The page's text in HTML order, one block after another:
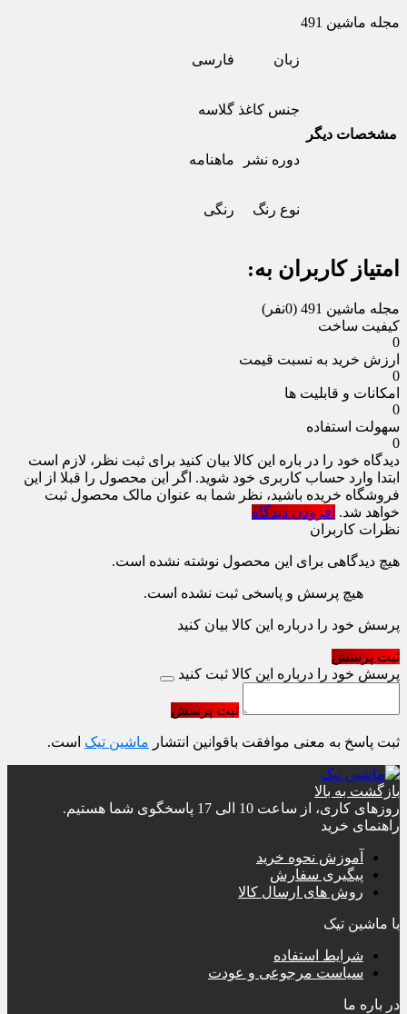
مجله ماشین 491
مشخصات دیگر
زبان فارسی
جنس کاغذ گلاسه
دوره نشر ماهنامه
نوع رنگ رنگی
امتیاز کاربران به:
مجله ماشین 491
(0نفر)
کیفیت ساخت
0
ارزش خرید به نسبت قیمت
0
امکانات و قابلیت ها
0
سهولت استفاده
0
دیدگاه خود را در باره این کالا بیان کنید برای ثبت نظر، لازم است
ابتدا وارد حساب کاربری خود شوید. اگر این محصول را قبلا از این
فروشگاه خریده باشید، نظر شما به عنوان مالک محصول ثبت
خواهد شد. افزودن دیدگاه
نظرات کاربران
هیچ دیدگاهی برای این محصول نوشته نشده است.
هیچ پرسش و پاسخی ثبت نشده است.
پرسش خود را درباره این کالا بیان کنید
ثبت پرسش
پرسش خود را درباره این کالا ثبت کنید
ثبت پرسش
ثبت پاسخ به معنی موافقت باقوانین انتشار ماشین تیک است.
بازگشت به بالا
روزهای کاری، از ساعت 10 الی 17 پاسخگوی شما هستیم.
راهنمای خرید
آموزش نحوه خرید
پیگیری سفارش
روش های ارسال کالا
با ماشین تیک
شرایط استفاده
سیاست مرجوعی و عودت
در باره ما